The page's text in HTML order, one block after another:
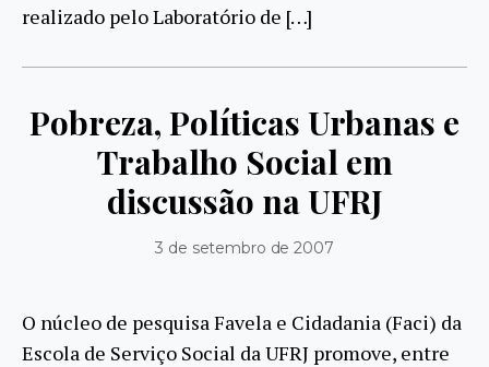
realizado pelo Laboratório de […]
Pobreza, Políticas Urbanas e
Trabalho Social em
discussão na UFRJ
3 de setembro de 2007
O núcleo de pesquisa Favela e Cidadania (Faci) da
Escola de Serviço Social da UFRJ promove, entre